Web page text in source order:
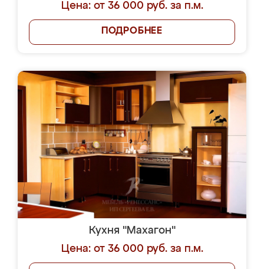
Цена: от 36 000 руб. за п.м.
ПОДРОБНЕЕ
Кухня "Махагон"
Цена: от 36 000 руб. за п.м.